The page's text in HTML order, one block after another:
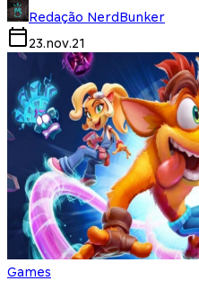
Redação NerdBunker
23.nov.21
Games